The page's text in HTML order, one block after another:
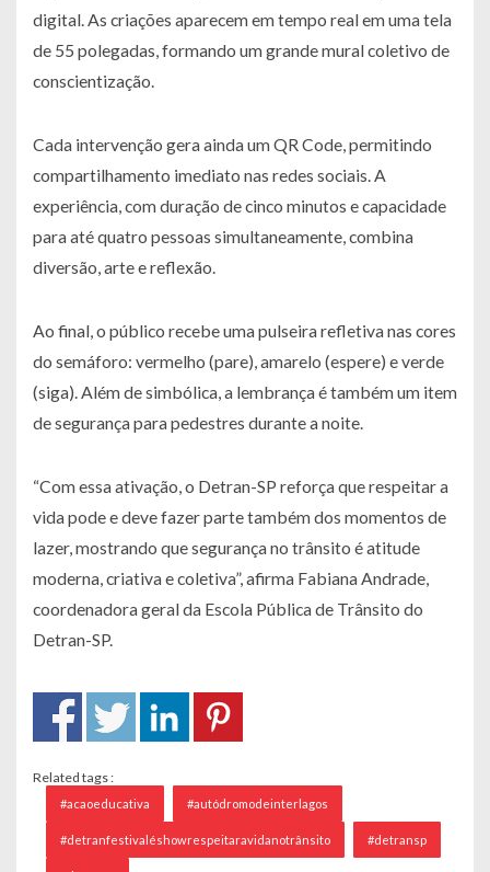
digital. As criações aparecem em tempo real em uma tela
de 55 polegadas, formando um grande mural coletivo de
conscientização.
Cada intervenção gera ainda um QR Code, permitindo
compartilhamento imediato nas redes sociais. A
experiência, com duração de cinco minutos e capacidade
para até quatro pessoas simultaneamente, combina
diversão, arte e reflexão.
Ao final, o público recebe uma pulseira refletiva nas cores
do semáforo: vermelho (pare), amarelo (espere) e verde
(siga). Além de simbólica, a lembrança é também um item
de segurança para pedestres durante a noite.
“Com essa ativação, o Detran-SP reforça que respeitar a
vida pode e deve fazer parte também dos momentos de
lazer, mostrando que segurança no trânsito é atitude
moderna, criativa e coletiva”, afirma Fabiana Andrade,
coordenadora geral da Escola Pública de Trânsito do
Detran-SP.
Related tags :
#acaoeducativa #autódromodeinterlagos
#detranfestivaléshowrespeitaravidanotrânsito #detransp